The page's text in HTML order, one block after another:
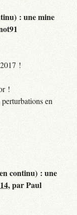
: une mine
!
!
en
continu) : une
,parPaul